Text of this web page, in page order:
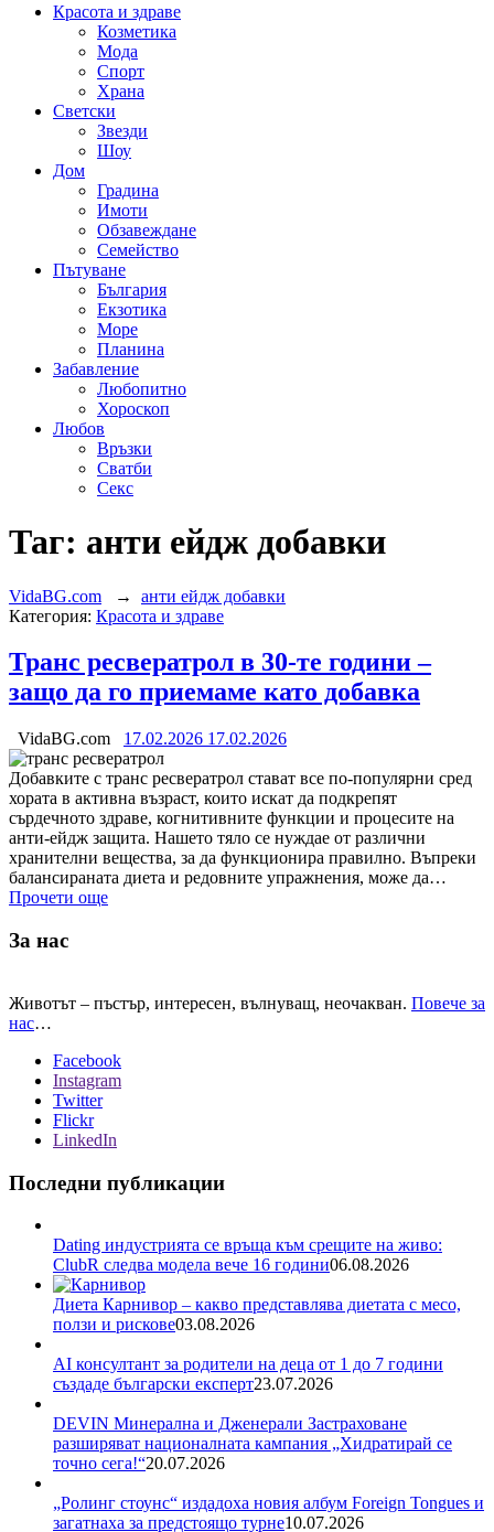
Красота и здраве
Козметика
Мода
Спорт
Храна
Светски
Звезди
Шоу
Дом
Градина
Имоти
Обзавеждане
Семейство
Пътуване
България
Екзотика
Море
Планина
Забавление
Любопитно
Хороскоп
Любов
Връзки
Сватби
Секс
Таг: анти ейдж добавки
VidaBG.com → анти ейдж добавки
Категория: Красота и здраве
Транс ресвератрол в 30-те години –
защо да го приемаме като добавка
VidaBG.com 17.02.2026 17.02.2026
Добавките с транс ресвератрол стават все по-популярни сред
хората в активна възраст, които искат да подкрепят
сърдечното здраве, когнитивните функции и процесите на
анти-ейдж защита. Нашето тяло се нуждае от различни
хранителни вещества, за да функционира правилно. Въпреки
балансираната диета и редовните упражнения, може да…
Прочети още
За нас
Животът – пъстър, интересен, вълнуващ, неочакван. Повече за
нас…
Facebook
Instagram
Twitter
Flickr
LinkedIn
Последни публикации
Dating индустрията се връща към срещите на живо:
ClubR следва модела вече 16 години06.08.2026
Диета Карнивор – какво представлява диетата с месо,
ползи и рискове03.08.2026
AI консултант за родители на деца от 1 до 7 години
създаде български експерт23.07.2026
DEVIN Минерална и Дженерали Застраховане
разширяват националната кампания „Хидратирай се
точно сега!“20.07.2026
„Ролинг стоунс“ издадоха новия албум Foreign Tongues и
загатнаха за предстоящо турне10.07.2026